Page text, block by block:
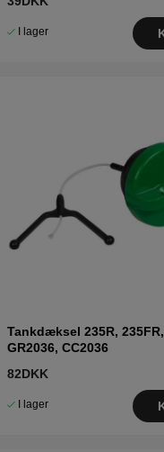
I lager
Tankdæksel 235R, 235FR,
GR2036, CC2036
82DKK
I lager